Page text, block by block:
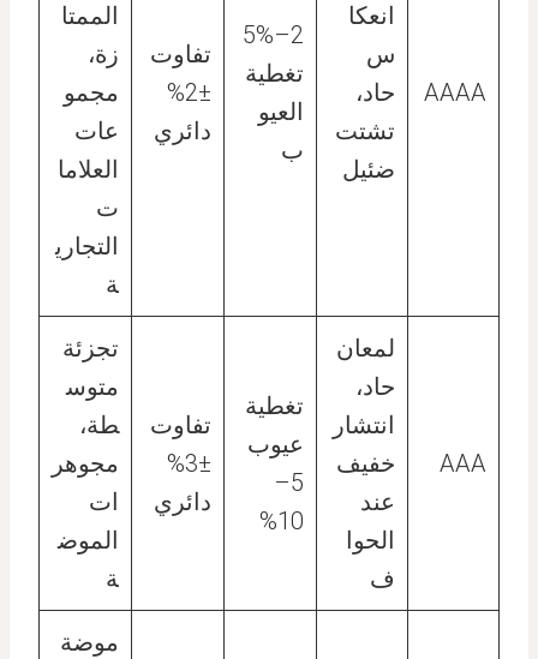
AAAA
انعكا
س
حاد،
تشتت
ضئيل
2–5%
تغطية
العيو
ب
تفاوت
±2%
دائري
الممتا
زة،
مجمو
عات
العلاما
ت
التجاري
ة
AAA
لمعان
حاد،
انتشار
خفيف
عند
الحوا
ف
تغطية
عيوب
5–
10%
تفاوت
±3%
دائري
تجزئة
متوس
طة،
مجوهر
ات
الموض
ة
موضة